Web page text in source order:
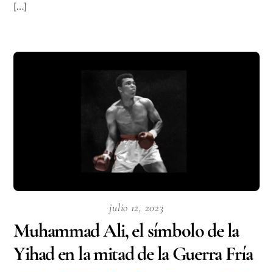
[…]
julio 12, 2023
Muhammad Ali, el símbolo de la
Yihad en la mitad de la Guerra Fría